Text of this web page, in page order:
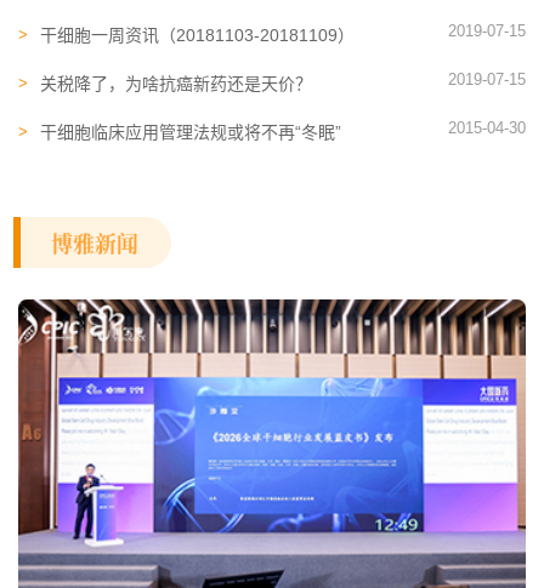
干细胞一周资讯（20181103-20181109） 2019-07-15
关税降了，为啥抗癌新药还是天价？ 2019-07-15
干细胞临床应用管理法规或将不再“冬眠” 2015-04-30
博雅新闻